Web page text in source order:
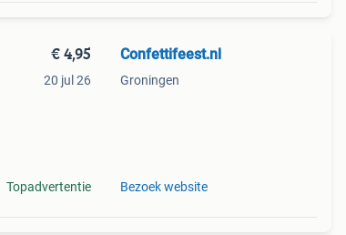
€ 4,95
20 jul 26
Topadvertentie
Confettifeest.nl
Groningen
Bezoek website